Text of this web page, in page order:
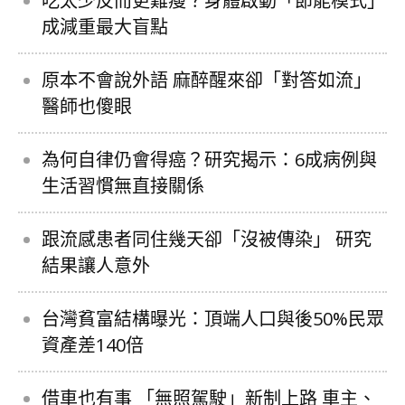
成減重最大盲點
原本不會說外語 麻醉醒來卻「對答如流」
醫師也傻眼
為何自律仍會得癌？研究揭示：6成病例與
生活習慣無直接關係
跟流感患者同住幾天卻「沒被傳染」 研究
結果讓人意外
台灣貧富結構曝光：頂端人口與後50%民眾
資產差140倍
借車也有事 「無照駕駛」新制上路 車主、